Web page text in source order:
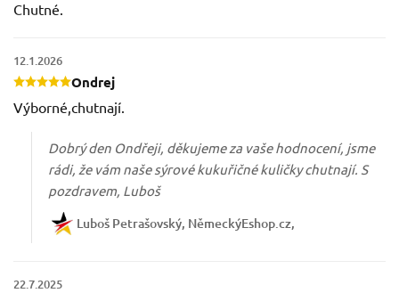
Chutné.
Ondrej
12.1.2026
Výborné,chutnají.
Luboš Petrašovský, NěmeckýEshop.cz
Dobrý den Ondřeji, děkujeme za vaše hodnocení, jsme
rádi, že vám naše sýrové kukuřičné kuličky chutnají. S
pozdravem, Luboš
22.7.2025